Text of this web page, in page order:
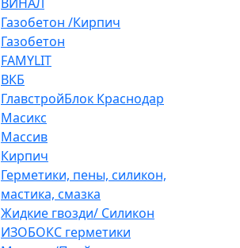
Газобетон /Кирпич
Газобетон
FAMYLIT
ВКБ
ГлавстройБлок Краснодар
Масикс
Массив
Кирпич
Герметики, пены, силикон,
мастика, смазка
Жидкие гвозди/ Силикон
ИЗОБОКС герметики